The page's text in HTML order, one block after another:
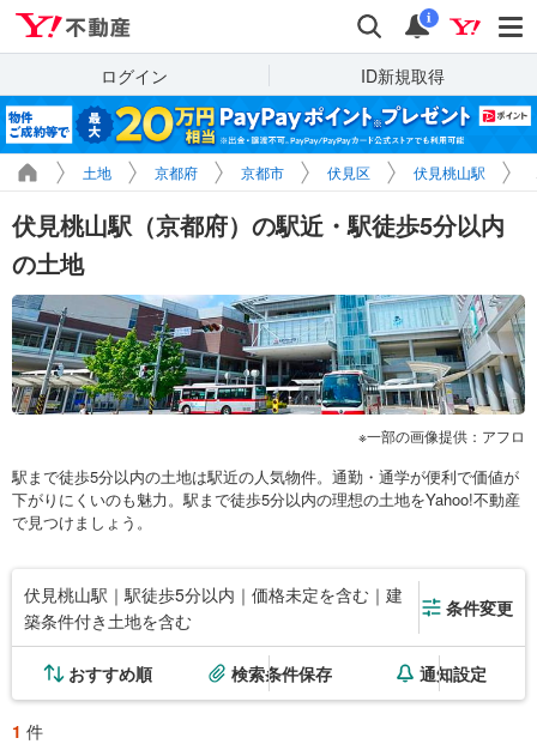
検索 通知
i
ログイン ID新規取得
土地 京都府 京都市 伏見区 伏見桃山駅
伏見桃山駅（京都府）の駅近・駅徒歩5分以内
の土地
一部の画像提供：アフロ
駅まで徒歩5分以内の土地は駅近の人気物件。通勤・通学が便利で価値が
下がりにくいのも魅力。駅まで徒歩5分以内の理想の土地をYahoo!不動産
で見つけましょう。
伏見桃山駅｜駅徒歩5分以内｜価格未定を含む｜建
築条件付き土地を含む
条件変更
おすすめ順 検索条件保存 通知設定
1 件